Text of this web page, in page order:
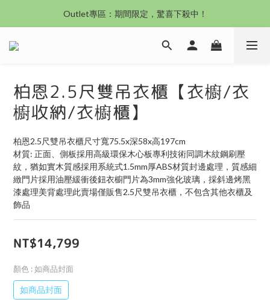
沙發新登場｜想躺就躺，頭等艙到商務艙一次擁有
Outlet專區：期間限定，驚喜下殺中！
沙發新登場｜想躺就躺，頭等艙到商務艙一次擁有
柏恩2.5尺雙吊衣櫃【衣櫥/衣
櫥收納/衣櫥櫃】
柏恩2.5尺雙吊衣櫃尺寸寬75.5x深58x高197cm
材質: 正面、側板採用高級環保木心板專利技術同調木紋鋼刷壓
紋，猶如實木質感採用系統式1.5mm厚ABS材質封邊處理，質感細
緻門片採用油壓緩衝後鈕衣櫥門片為3mm強化玻璃，採斜邊烤黑
漆處理美背處理此賣場僅販售2.5尺雙吊衣櫃，不包含其他衣櫃及
飾品
NT$14,799
顏色 : 如商品封面
如商品封面